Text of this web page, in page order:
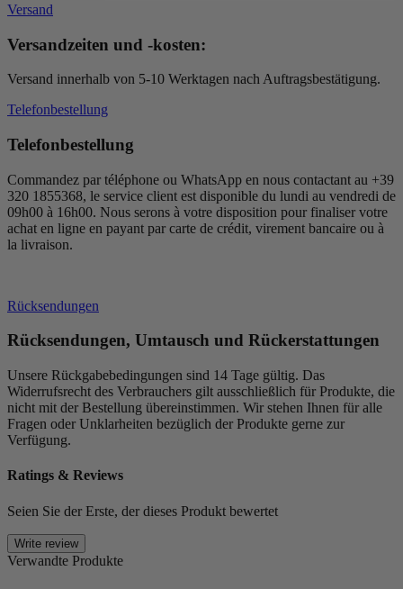
Versand
Versandzeiten und -kosten:
Versand innerhalb von 5-10 Werktagen nach Auftragsbestätigung.
Telefonbestellung
Telefonbestellung
Commandez par téléphone ou WhatsApp en nous contactant au +39
320 1855368, le service client est disponible du lundi au vendredi de
09h00 à 16h00. Nous serons à votre disposition pour finaliser votre
achat en ligne en payant par carte de crédit, virement bancaire ou à
la livraison.
Rücksendungen
Rücksendungen, Umtausch und Rückerstattungen
Unsere Rückgabebedingungen sind 14 Tage gültig. Das
Widerrufsrecht des Verbrauchers gilt ausschließlich für Produkte, die
nicht mit der Bestellung übereinstimmen. Wir stehen Ihnen für alle
Fragen oder Unklarheiten bezüglich der Produkte gerne zur
Verfügung.
Ratings & Reviews
Seien Sie der Erste, der dieses Produkt bewertet
Write review
Verwandte Produkte